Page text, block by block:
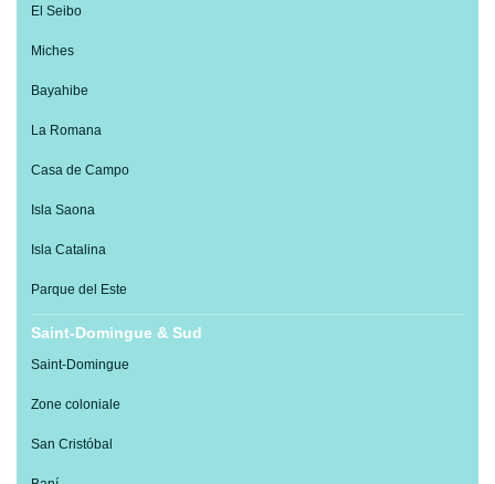
El Seibo
Miches
Bayahibe
La Romana
Casa de Campo
Isla Saona
Isla Catalina
Parque del Este
Saint-Domingue & Sud
Saint-Domingue
Zone coloniale
San Cristóbal